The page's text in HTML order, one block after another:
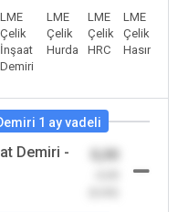
LME
Çelik
İnşaat
Demiri
LME
Çelik
Hurda
LME
Çelik
HRC
LME
Çelik
Hasır
1 ay vadeli
Demiri -
0,00